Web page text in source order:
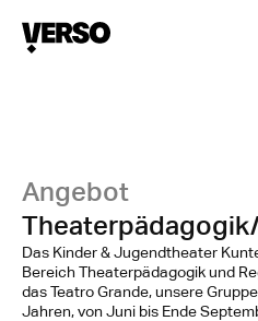
Angebot
Das Kinder & Jugendtheater
Bereich Theaterpädagogik und
das Teatro Grande, unsere
Jahren, von Juni bis Ende